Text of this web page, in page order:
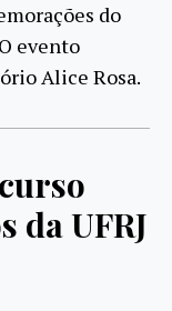
do
evento
Alice Rosa.
da UFRJ